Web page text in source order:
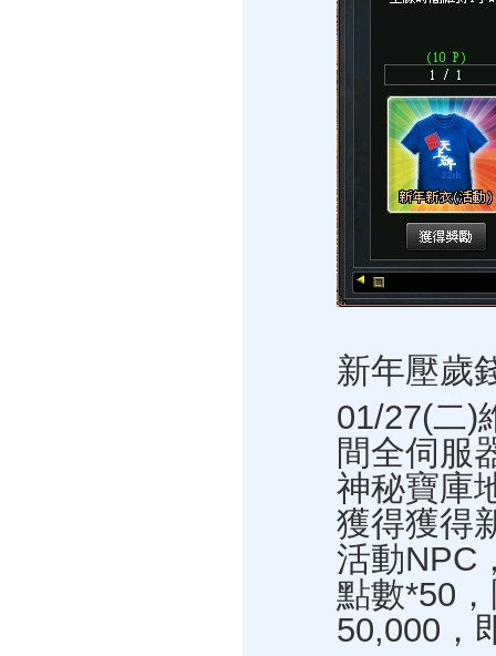
新年壓歲
01/27(二)
間全伺服
神秘寶庫
獲得獲得
活動NPC
點數*50
50,000，